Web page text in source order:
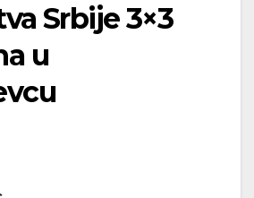
Srbije 3×3
u